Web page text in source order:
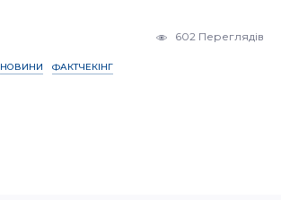
602 Переглядів
НОВИНИ ФАКТЧЕКІНГ